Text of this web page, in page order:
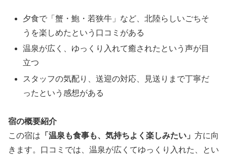
夕食で「蟹・鮑・若狭牛」など、北陸らしいごちそ
うを楽しめたという口コミがある
温泉が広く、ゆっくり入れて癒されたという声が目
立つ
スタッフの気配り、送迎の対応、見送りまで丁寧だ
ったという感想がある
宿の概要紹介
この宿は 「温泉も食事も、気持ちよく楽しみたい」 方に向
きます。口コミでは、温泉が広くてゆっくり入れた、とい